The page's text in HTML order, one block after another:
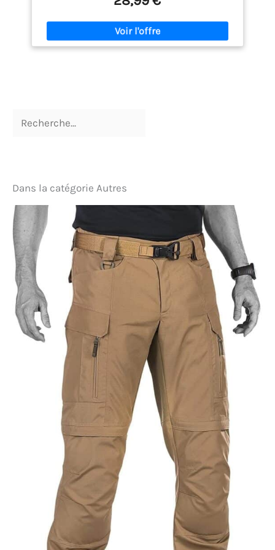
confortable tout en conservant un classique Bas
décontracté avec poches profondes pour garder les
articles en sécurité REMARQUE : Si vous avez de très
gros seins, il n'est pas conseillé d'opter pour ce
Dans la catégorie Autres